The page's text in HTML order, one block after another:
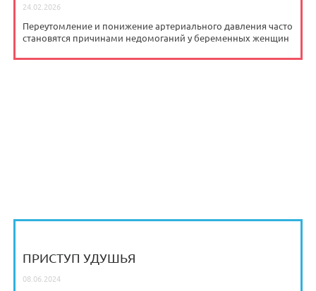
24.02.2026
Переутомление и понижение артериального давления часто
становятся причинами недомоганий у беременных женщин
ПРИСТУП УДУШЬЯ
08.06.2024